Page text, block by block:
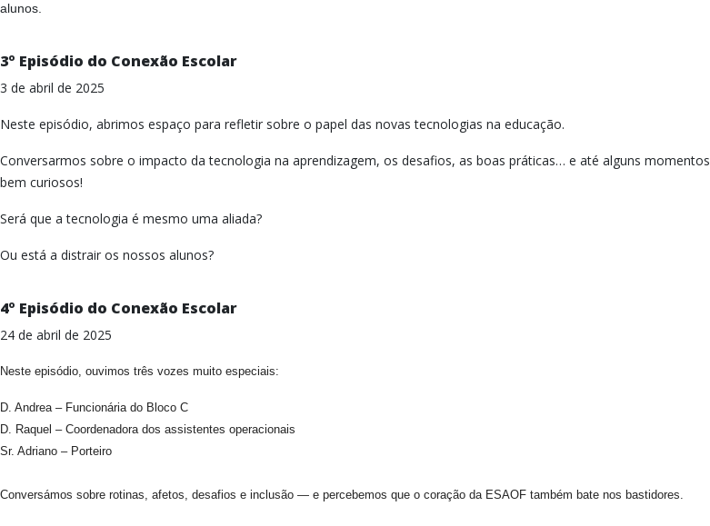
alunos.
3º Episódio do Conexão Escolar
3 de abril de 2025
Neste episódio, abrimos espaço para refletir sobre o papel das novas tecnologias na educação.
Conversarmos sobre o impacto da tecnologia na aprendizagem, os desafios, as boas práticas… e até alguns momentos
bem curiosos!
Será que a tecnologia é mesmo uma aliada?
Ou está a distrair os nossos alunos?
4º Episódio do Conexão Escolar
24 de abril de 2025
Neste episódio, ouvimos três vozes muito especiais:
D. Andrea – Funcionária do Bloco C
D. Raquel – Coordenadora dos assistentes operacionais
Sr. Adriano – Porteiro
Conversámos sobre rotinas, afetos, desafios e inclusão — e percebemos que o coração da ESAOF também bate nos bastidores.